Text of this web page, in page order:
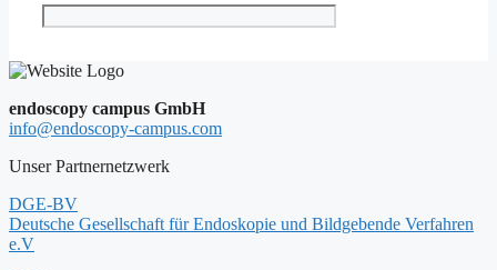
endoscopy campus GmbH
info@endoscopy-campus.com
Unser Partnernetzwerk
DGE-BV
Deutsche Gesellschaft für Endoskopie und Bildgebende Verfahren
e.V